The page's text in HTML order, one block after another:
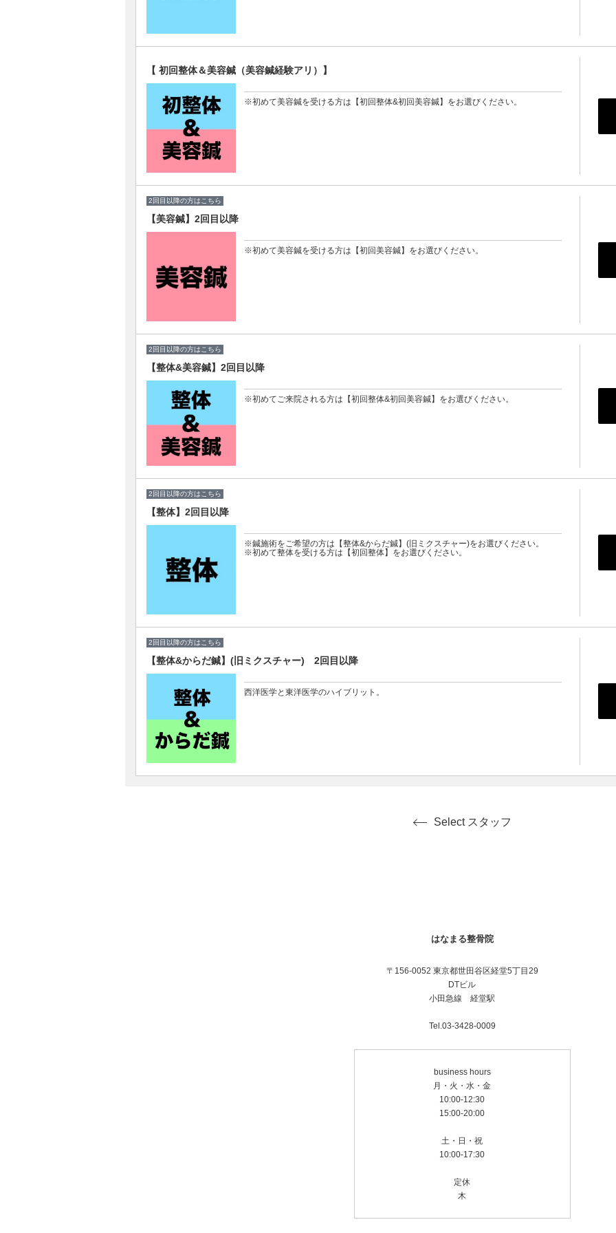
【 初回整体＆美容鍼（美容鍼経験アリ）】
※初めて美容鍼を受ける方は【初回整体&初回美容鍼】をお選びください。
2回目以降の方はこちら
【美容鍼】2回目以降
※初めて美容鍼を受ける方は【初回美容鍼】をお選びください。
2回目以降の方はこちら
【整体&美容鍼】2回目以降
※初めてご来院される方は【初回整体&初回美容鍼】をお選びください。
2回目以降の方はこちら
【整体】2回目以降
※鍼施術をご希望の方は【整体&からだ鍼】(旧ミクスチャー)をお選びください。
※初めて整体を受ける方は【初回整体】をお選びください。
2回目以降の方はこちら
【整体&からだ鍼】(旧ミクスチャー) 2回目以降
西洋医学と東洋医学のハイブリット。
Select スタッフ
はなまる整骨院
〒156-0052 東京都世田谷区経堂5丁目29
DTビル
小田急線 経堂駅
Tel.03-3428-0009
business hours
月・火・水・金
10:00-12:30
15:00-20:00
土・日・祝
10:00-17:30
定休
木